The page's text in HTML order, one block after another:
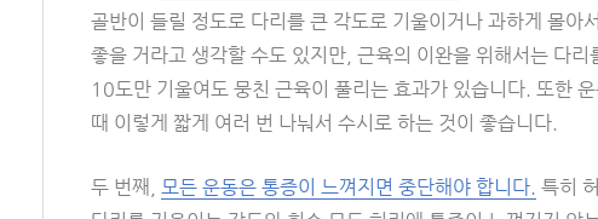
골반이 들릴 정도로 다리를 큰 각도로 기울이거나 과하게 몰
좋을 거라고 생각할 수도 있지만, 근육의 이완을 위해서는 다
10도만 기울여도 뭉친 근육이 풀리는 효과가 있습니다. 또한
때 이렇게 짧게 여러 번 나눠서 수시로 하는 것이 좋습니다.
두 번째, 모든 운동은 통증이 느껴지면 중단해야 합니다. 특히